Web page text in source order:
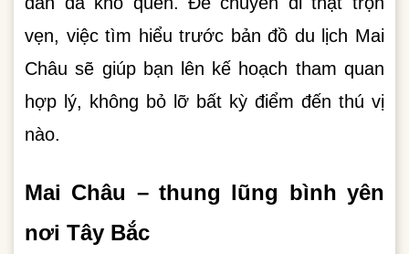
vẹn, việc tìm hiểu trước bản đồ du lịch Mai
Châu sẽ giúp bạn lên kế hoạch tham quan
hợp lý, không bỏ lỡ bất kỳ điểm đến thú vị
nào.
Mai Châu – thung lũng bình yên
nơi Tây Bắc